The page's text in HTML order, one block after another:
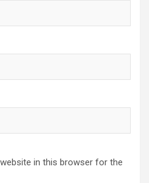
in this browser for the